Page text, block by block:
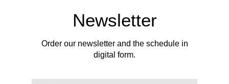
Newsletter
Order our newsletter and the schedule in
digital form.